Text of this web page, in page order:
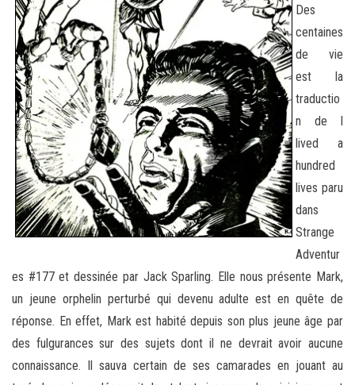
Des
centaines
de vie
est la
traductio
n de I
lived a
hundred
lives paru
dans
Strange
Adventur
es #177 et dessinée par Jack Sparling. Elle nous présente Mark,
un jeune orphelin perturbé qui devenu adulte est en quête de
réponse. En effet, Mark est habité depuis son plus jeune âge par
des fulgurances sur des sujets dont il ne devrait avoir aucune
connaissance. Il sauva certain de ses camarades en jouant au